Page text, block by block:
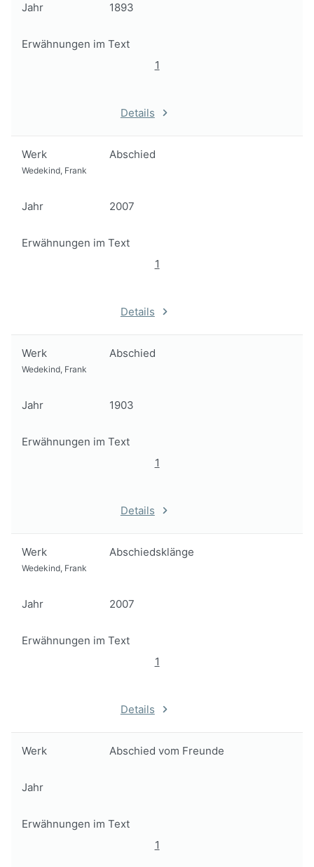
Jahr 1893
Erwähnungen im Text
1
Details
Werk Abschied
Wedekind, Frank
Jahr 2007
Erwähnungen im Text
1
Details
Werk Abschied
Wedekind, Frank
Jahr 1903
Erwähnungen im Text
1
Details
Werk Abschiedsklänge
Wedekind, Frank
Jahr 2007
Erwähnungen im Text
1
Details
Werk Abschied vom Freunde
Jahr
Erwähnungen im Text
1